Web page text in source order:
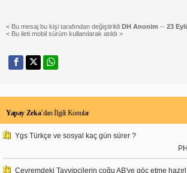
< Bu mesaj bu kişi tarafından değiştirildi DH Anonim -- 23
< Bu ileti mobil sürüm kullanılarak atıldı >
Yapay Zeka’dan İlgili Konular
Ygs Türkçe ve sosyal kaç gün sürer ?
Çevremdeki Tayyipçilerin çoğu AB'ye göç etme